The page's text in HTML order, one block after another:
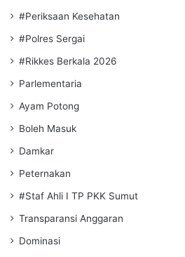
#Periksaan Kesehatan
#Polres Sergai
#Rikkes Berkala 2026
Parlementaria
Ayam Potong
Boleh Masuk
Damkar
Peternakan
#Staf Ahli I TP PKK Sumut
Transparansi Anggaran
Dominasi